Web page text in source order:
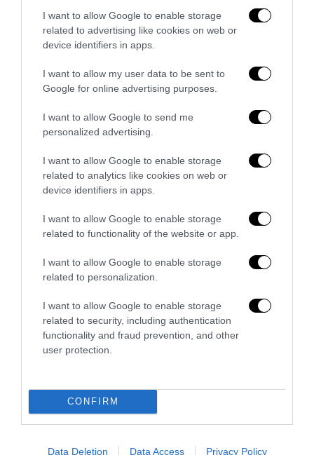
I want to allow Google to enable storage
related to advertising like cookies on web or
device identifiers in apps.
I want to allow my user data to be sent to
Google for online advertising purposes.
I want to allow Google to send me
personalized advertising.
I want to allow Google to enable storage
related to analytics like cookies on web or
device identifiers in apps.
I want to allow Google to enable storage
related to functionality of the website or app.
I want to allow Google to enable storage
related to personalization.
I want to allow Google to enable storage
related to security, including authentication
functionality and fraud prevention, and other
user protection.
CONFIRM
Data Deletion Data Access Privacy Policy
8 Agosto 2026
«open to the future»
7 Agosto 2026